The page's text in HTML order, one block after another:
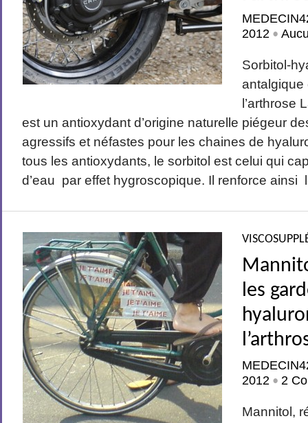
2012 •
Sorbitol-
antalgique
l’arthrose
est un antioxydant d’origine naturelle piégeur
agressifs et néfastes pour les chaines de
tous les antioxydants, le sorbitol est celui qui
d’eau par effet hygroscopique. Il renforce ainsi
les
2012 •2
Mannitol,